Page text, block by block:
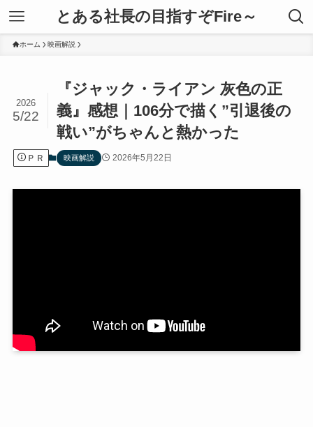
とある社長の目指すぞFire～
ホーム 映画解説
『ジャック・ライアン 灰色の正
義』感想｜106分で描く”引退後の
戦い”がちゃんと熱かった
2026
5/22
ＰＲ 映画解説 2026年5月22日